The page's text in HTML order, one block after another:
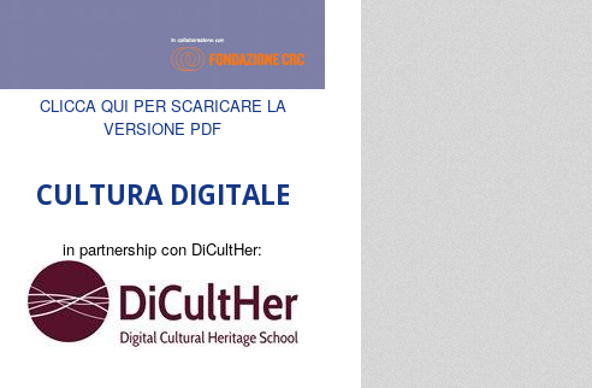
CLICCA QUI PER SCARICARE LA
VERSIONE PDF
CULTURA DIGITALE
in partnership con DiCultHer: